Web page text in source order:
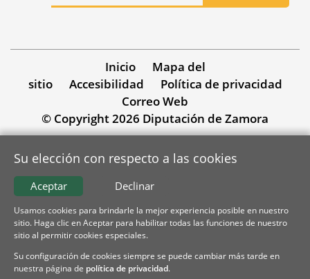
Inicio
Mapa del
sitio
Accesibilidad
Política de privacidad
Correo Web
© Copyright 2026 Diputación de Zamora
Su elección con respecto a las cookies
Declinar
Aceptar
Usamos cookies para brindarle la mejor experiencia posible en nuestro
sitio. Haga clic en Aceptar para habilitar todas las funciones de nuestro
sitio al permitir cookies especiales.
Su configuración de cookies siempre se puede cambiar más tarde en
nuestra página de política de privacidad.